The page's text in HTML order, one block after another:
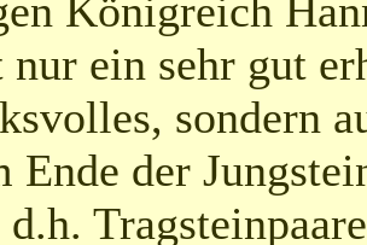
Königreich
nur ein sehr gut
sondern
Ende der
d.h.